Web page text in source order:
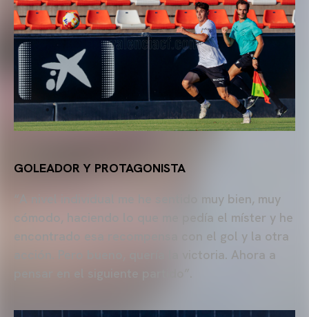
GOLEADOR Y PROTAGONISTA
“A nivel individual me he sentido muy bien, muy
cómodo, haciendo lo que me pedía el míster y he
encontrado esa recompensa con el gol y la otra
acción. Pero bueno, quería la victoria. Ahora a